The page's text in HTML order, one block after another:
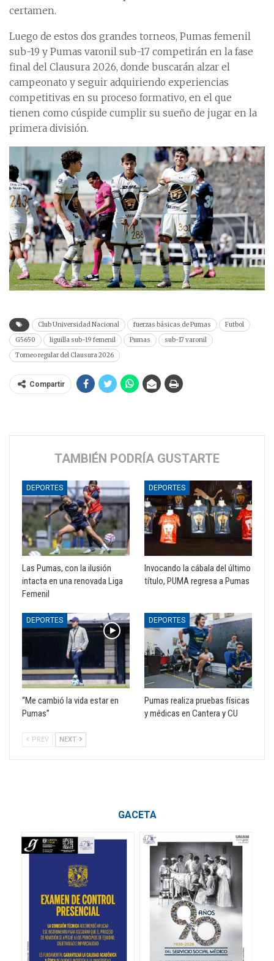
certamen.
Luego de estos dos grandes torneos, Pumas femenil
sub-19 y Pumas varonil sub-17 competirán en la fase
final del Clausura 2026, donde buscarán alzar el
campeonato y seguir adquiriendo experiencias
competitivas en su proceso formativo, en el que
tienen como cúspide cumplir su sueño de jugar en la
primera división.
Club Universidad Nacional fuerzas básicas de Pumas
Futbol
G5650
liguilla sub-19 femenil Pumas
sub-17 varonil
Torneo regular del Clausura 2026
Compartir
TAMBIÉN PODRÍA GUSTARTE
DEPORTES
Las Pumas, con la ilusión
intacta en una renovada Liga
Femenil
DEPORTES
Invocando la cábala del último
título, PUMA regresa a Pumas
DEPORTES
“Me cambió la vida estar en
Pumas”
DEPORTES
Pumas realiza pruebas físicas
y médicas en Cantera y CU
PREV NEXT
GACETA